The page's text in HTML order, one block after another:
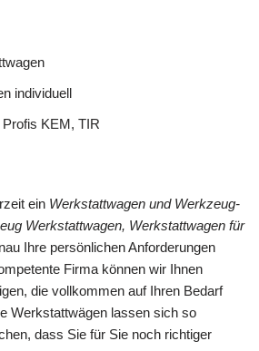
individuell
KEM, TIR
ein Werkstattwagen und Werkzeug-
Werkstattwagen, Werkstattwagen für
Ihre persönlichen Anforderungen
Firma können wir Ihnen
die vollkommen auf Ihren Bedarf
Werkstattwägen lassen sich so
dass Sie für Sie noch richtiger